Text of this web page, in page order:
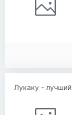
Лукаку -